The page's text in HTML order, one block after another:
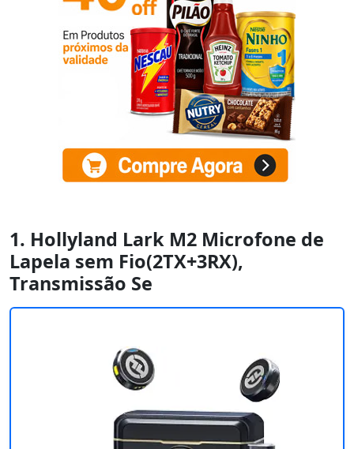
1. Hollyland Lark M2 Microfone de
Lapela sem Fio(2TX+3RX),
Transmissão Se